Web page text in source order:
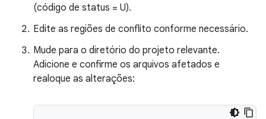
(código de status = U).
Edite as regiões de conflito conforme necessário.
Mude para o diretório do projeto relevante.
Adicione e confirme os arquivos afetados e
realoque as alterações: